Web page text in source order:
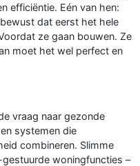
efficiëntie. Eén van hen:
dat eerst het hele
ze gaan bouwen. Ze
moet het wel perfect en
vraag naar gezonde
systemen die
combineren. Slimme
woningfuncties –